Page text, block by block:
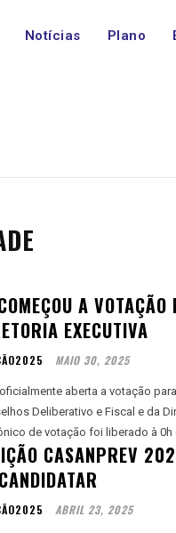
Notícias Plano
A
EXECUTIVA
MAIO 30, 2025
aberta a votação
Deliberativo e Fiscal e da
de votação foi liberado à 0h
CASANPREV
ABRIL 23, 2025